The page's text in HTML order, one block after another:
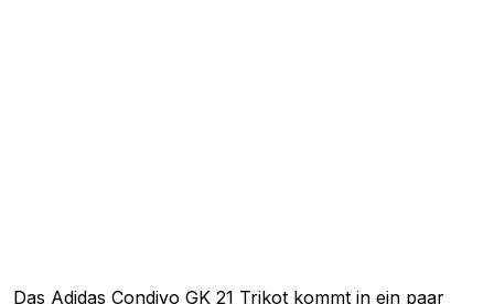
Das Adidas Condivo GK 21 Trikot kommt in ein paar